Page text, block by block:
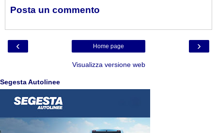
Posta un commento
‹ ›
Home page
Visualizza versione web
Segesta Autolinee